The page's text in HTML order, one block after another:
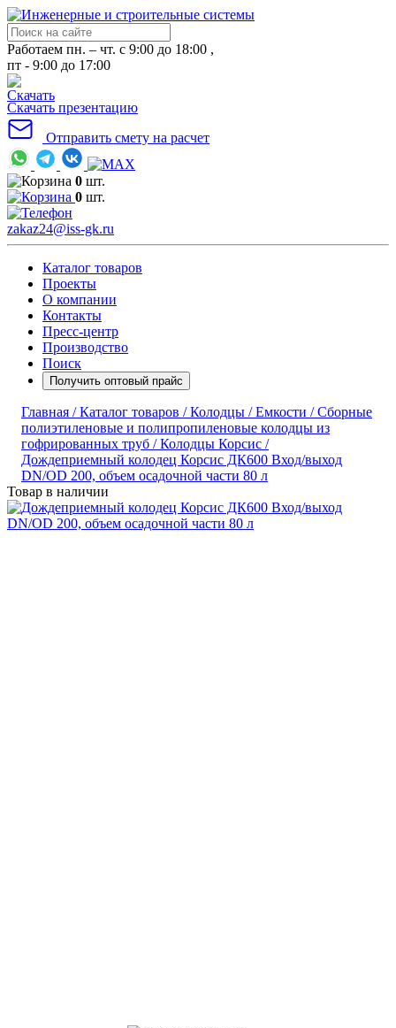
Работаем пн. – чт. с 9:00 до 18:00 ,
пт - 9:00 до 17:00
Скачать презентацию
Отправить смету на расчет
0 шт.
0 шт.
zakaz24@iss-gk.ru
Каталог товаров
Проекты
О компании
Контакты
Пресс-центр
Производство
Поиск
Получить оптовый прайс
Главная /Каталог товаров /Колодцы / Емкости /Сборные
полиэтиленовые и полипропиленовые колодцы из
гофрированных труб /Колодцы Корсис /
Дождеприемный колодец Корсис ДК600 Вход/выход
DN/OD 200, объем осадочной части 80 л
Товар в наличии